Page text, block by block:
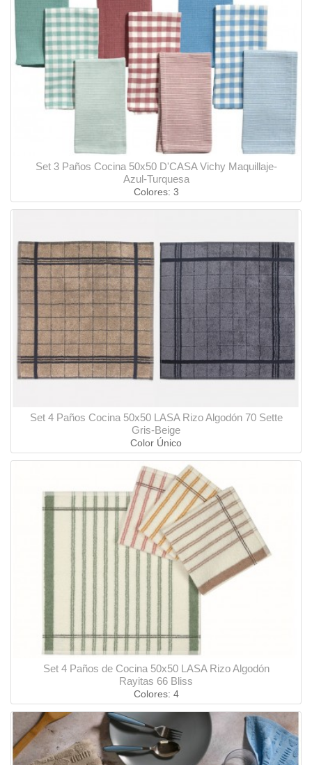
Set 3 Paños Cocina 50x50 D'CASA Vichy Maquillaje-
Azul-Turquesa
Colores: 3
Set 4 Paños Cocina 50x50 LASA Rizo Algodón 70 Sette
Gris-Beige
Color Único
Set 4 Paños de Cocina 50x50 LASA Rizo Algodón
Rayitas 66 Bliss
Colores: 4